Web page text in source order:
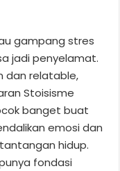
gampang stres
jadi penyelamat.
dan relatable,
Stoisisme
banget buat
emosi dan
hidup.
fondasi